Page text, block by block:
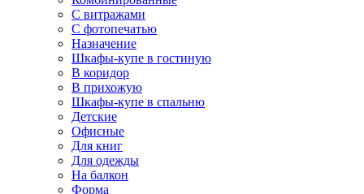
С витражами
С фотопечатью
Назначение
Шкафы-купе в гостиную
В коридор
В прихожую
Шкафы-купе в спальню
Детские
Офисные
Для книг
Для одежды
На балкон
Форма